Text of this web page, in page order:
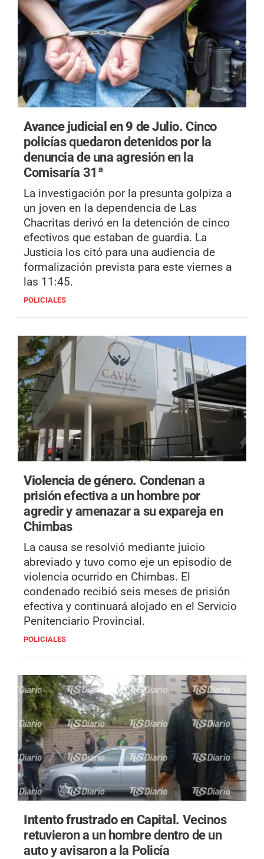
Avance judicial en 9 de Julio. Cinco
policías quedaron detenidos por la
denuncia de una agresión en la
Comisaría 31ª
La investigación por la presunta golpiza a
un joven en la dependencia de Las
Chacritas derivó en la detención de cinco
efectivos que estaban de guardia. La
Justicia los citó para una audiencia de
formalización prevista para este viernes a
las 11:45.
POLICIALES
Violencia de género. Condenan a
prisión efectiva a un hombre por
agredir y amenazar a su expareja en
Chimbas
La causa se resolvió mediante juicio
abreviado y tuvo como eje un episodio de
violencia ocurrido en Chimbas. El
condenado recibió seis meses de prisión
efectiva y continuará alojado en el Servicio
Penitenciario Provincial.
POLICIALES
Intento frustrado en Capital. Vecinos
retuvieron a un hombre dentro de un
auto y avisaron a la Policía